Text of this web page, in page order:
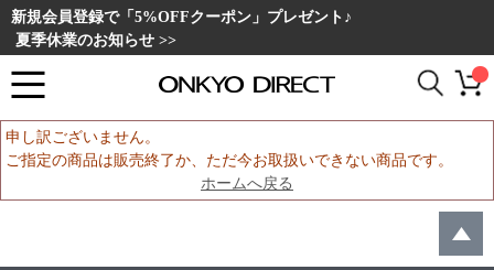
新規会員登録で「5%OFFクーポン」プレゼント♪
夏季休業のお知らせ >>
申し訳ございません。
ご指定の商品は販売終了か、ただ今お取扱いできない商品です。
ホームへ戻る